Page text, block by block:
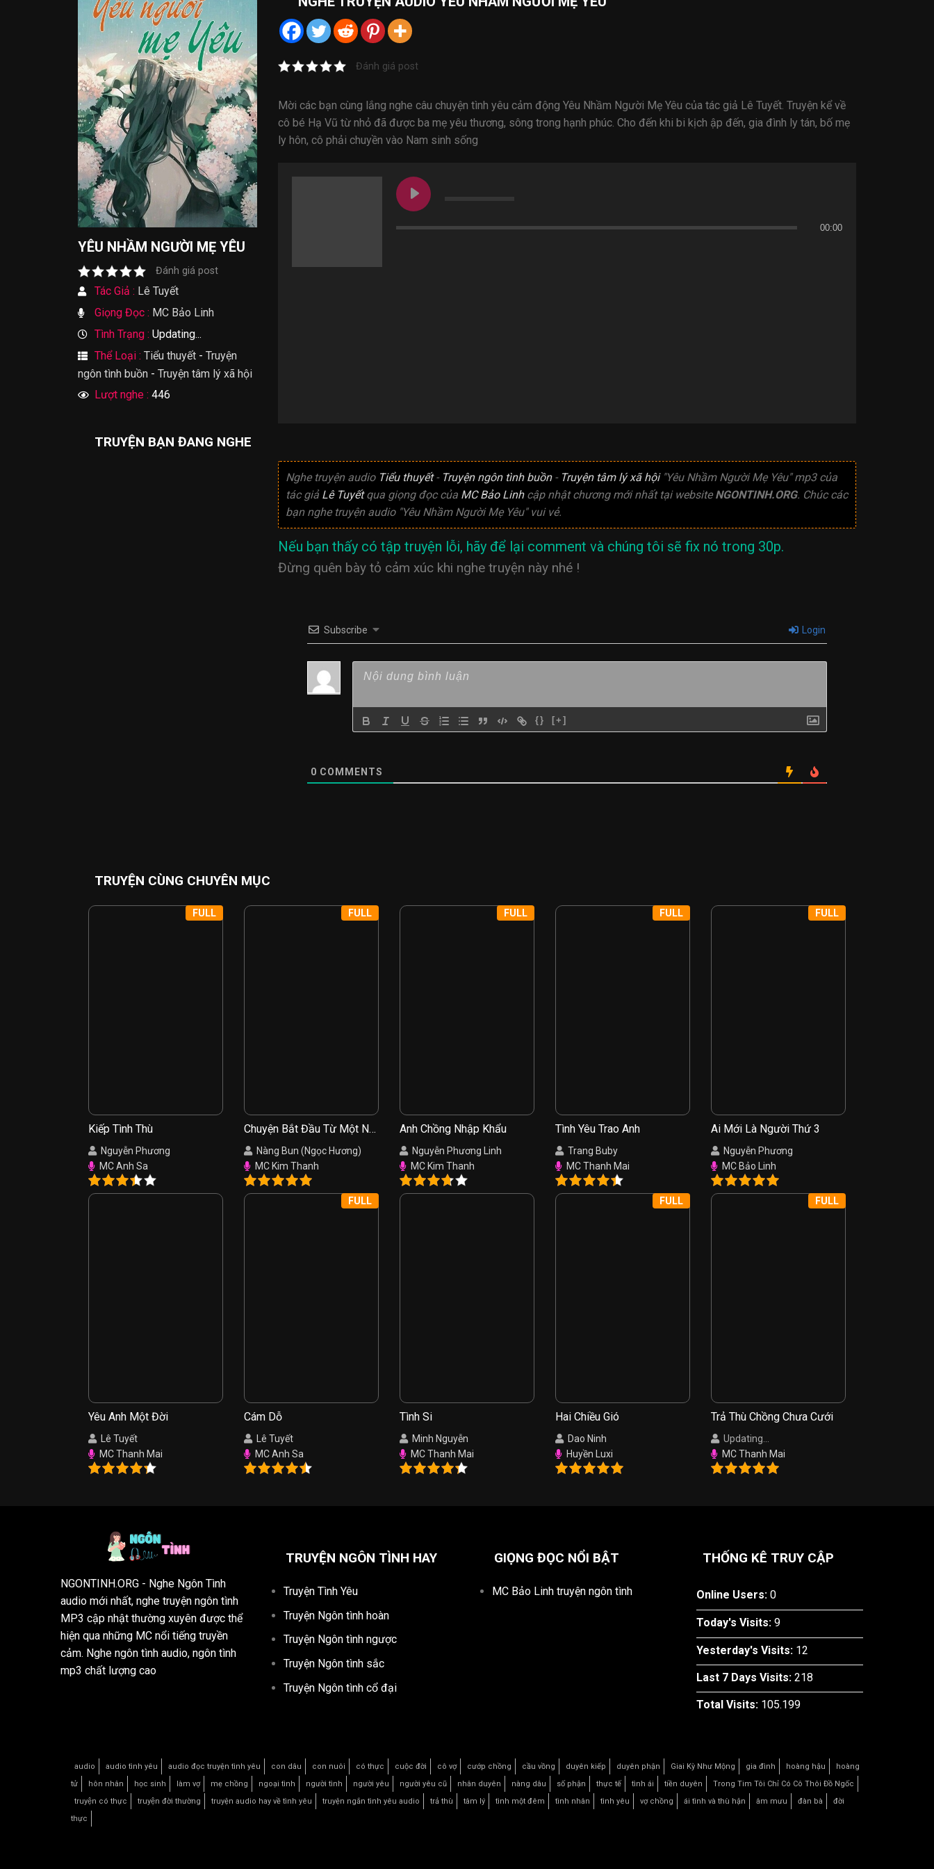
YÊU NHẦM NGƯỜI MẸ YÊU
Đánh giá post
Tác Giả : Lê Tuyết
Giọng Đọc : MC Bảo Linh
Tình Trạng : Updating...
Thể Loại : Tiểu thuyết - Truyện
ngôn tình buồn - Truyện tâm lý xã hội
Lượt nghe : 446
TRUYỆN BẠN ĐANG NGHE
Đánh giá post
Mời các bạn cùng lắng nghe câu chuyện tình yêu cảm động Yêu Nhầm Người Mẹ Yêu của tác giả Lê Tuyết. Truyện kể về
cô bé Hạ Vũ từ nhỏ đã được ba mẹ yêu thương, sông trong hạnh phúc. Cho đến khi bi kịch ập đến, gia đình ly tán, bố mẹ
ly hôn, cô phải chuyền vào Nam sinh sống
00:00
Nghe truyện audio Tiểu thuyết- Truyện ngôn tình buồn- Truyện tâm lý xã hội"Yêu Nhầm Người Mẹ Yêu" mp3 của
tác giả Lê Tuyếtqua giọng đọc của MC Bảo Linhcập nhật chương mới nhất tại website NGONTINH.ORG. Chúc các
bạn nghe truyện audio "Yêu Nhầm Người Mẹ Yêu" vui vẻ.
Nếu bạn thấy có tập truyện lỗi, hãy để lại comment và chúng tôi sẽ fix nó trong 30p.
Đừng quên bày tỏ cảm xúc khi nghe truyện này nhé !
Subscribe Login
{} [+]
0 COMMENTS
TRUYỆN CÙNG CHUYÊN MỤC
Kiếp Tình Thù
Nguyễn Phương
MC Anh Sa
FULL
Chuyện Bắt Đầu Từ Một Nụ
HồngNàng Bun (Ngọc Hương)
MC Kim Thanh
FULL
Anh Chồng Nhập Khẩu
Nguyễn Phương Linh
MC Kim Thanh
FULL
Tình Yêu Trao Anh
Trang Buby
MC Thanh Mai
FULL
Ai Mới Là Người Thứ 3
Nguyễn Phương
MC Bảo Linh
FULL
Yêu Anh Một Đời
Lê Tuyết
MC Thanh Mai
Cám Dỗ
Lê Tuyết
MC Anh Sa
FULL
Tình Si
Minh Nguyễn
MC Thanh Mai
Hai Chiều Gió
Dao Ninh
Huyền Luxi
FULL
Trả Thù Chồng Chưa Cưới
Updating...
MC Thanh Mai
FULL
NGONTINH.ORG - Nghe Ngôn Tình
audio mới nhất, nghe truyện ngôn tình
MP3 cập nhật thường xuyên được thể
hiện qua những MC nổi tiếng truyền
cảm. Nghe ngôn tình audio, ngôn tình
mp3 chất lượng cao
TRUYỆN NGÔN TÌNH HAY
Truyện Tình Yêu
Truyện Ngôn tình hoàn
Truyện Ngôn tình ngược
Truyện Ngôn tình sắc
Truyện Ngôn tình cổ đại
GIỌNG ĐỌC NỔI BẬT
MC Bảo Linh truyện ngôn tình
THỐNG KÊ TRUY CẬP
Online Users: 0
Today's Visits: 9
Yesterday's Visits: 12
Last 7 Days Visits: 218
Total Visits: 105.199
audio audio tình yêu audio đọc truyện tình yêu con dâu con nuôi có thực cuộc đời cô vợ cướp chồng cầu vồng duyên kiếp duyên phận Giai Kỳ Như Mộng gia đình hoàng hậu
hoàng
tử
hôn nhân học sinh làm vợ mẹ chồng ngoại tình người tình người yêu người yêu cũ nhân duyên nàng dâu số phận thực tế tình ái tiền duyên
Trong Tim Tôi Chỉ Có Cô Thôi Đồ Ngốc
truyện có thực
truyện đời thường truyện audio hay về tình yêu truyện ngắn tình yêu audio trả thù tâm lý tình một đêm tình nhân tình yêu vợ chồng ái tình và thù hận âm mưu đàn bà
đời
thực